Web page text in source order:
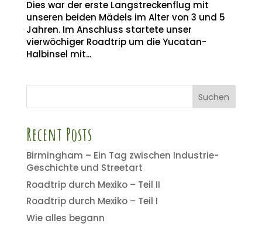
Dies war der erste Langstreckenflug mit
unseren beiden Mädels im Alter von 3 und 5
Jahren. Im Anschluss startete unser
vierwöchiger Roadtrip um die Yucatan-
Halbinsel mit...
Suchen
Recent Posts
Birmingham – Ein Tag zwischen Industrie-
Geschichte und Streetart
Roadtrip durch Mexiko – Teil II
Roadtrip durch Mexiko – Teil I
Wie alles begann